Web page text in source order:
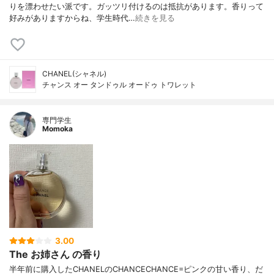
りを漂わせたい派です。ガッツリ付けるのは抵抗があります。香りって
好みがありますからね、学生時代…続きを見る
CHANEL(シャネル)
チャンス オー タンドゥル オードゥ トワレット
専門学生
Momoka
3.00
The お姉さん の香り
半年前に購入したCHANELのCHANCECHANCE=ピンクの甘い香り、だ